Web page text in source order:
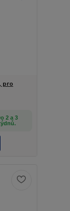
pro
2 a 3